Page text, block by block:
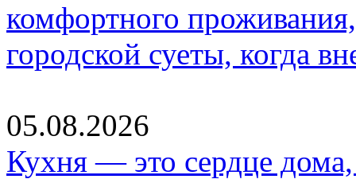
комфортного
городской суеты, когда
05.08.2026
Кухня — это сердце дома,